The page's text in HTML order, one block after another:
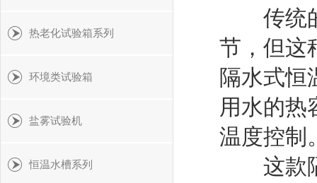
传统的
节，但这
隔水式恒
用水的热
温度控制
这款隔
热老化试验箱系列
环境类试验箱
盐雾试验机
恒温水槽系列